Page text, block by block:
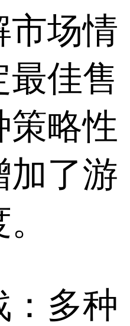
市场情
最佳售
策略性
加了游
：多种